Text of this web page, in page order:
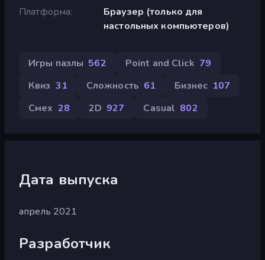
Платформа
Браузер (только для
настольных компьютеров)
Игры пазлы 562 Point and Click 79
Квиз 31 Сложность 61 Бизнес 107
Смех 28 2D 927 Casual 802
Дата выпуска
апрель 2021
Разработчик